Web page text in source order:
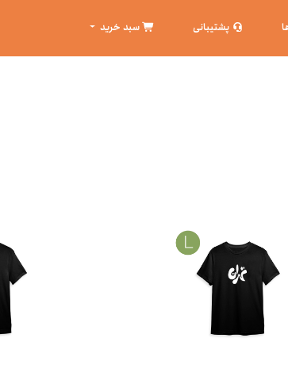
پشتیبانی سبد خرید